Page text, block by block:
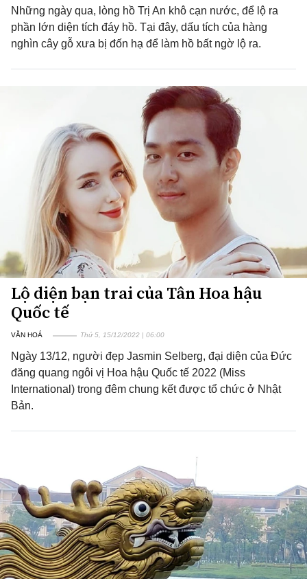
Những ngày qua, lòng hồ Trị An khô cạn nước, để lộ ra
phần lớn diện tích đáy hồ. Tại đây, dấu tích của hàng
nghìn cây gỗ xưa bị đốn hạ để làm hồ bất ngờ lộ ra.
Lộ diện bạn trai của Tân Hoa hậu
Quốc tế
VĂN HOÁ Thứ 5, 15/12/2022 | 06:00
Ngày 13/12, người đẹp Jasmin Selberg, đại diện của Đức
đăng quang ngôi vị Hoa hậu Quốc tế 2022 (Miss
International) trong đêm chung kết được tổ chức ở Nhật
Bản.